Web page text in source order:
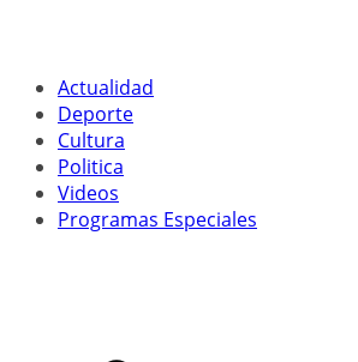
Actualidad
Deporte
Cultura
Politica
Videos
Programas Especiales